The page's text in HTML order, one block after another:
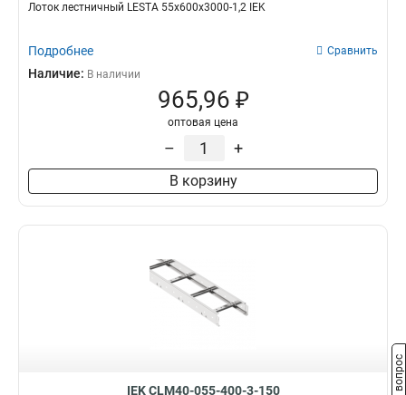
Лоток лестничный LESTA 55х600х3000-1,2 IEK
Подробнее Сравнить
Наличие: В наличии
965,96 ₽
оптовая цена
– +
В корзину
IEK CLM40-055-400-3-150